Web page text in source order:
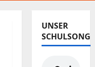
UNSER
SCHULSONG